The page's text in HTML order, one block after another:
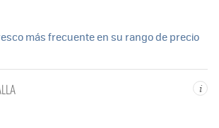
más frecuente en su rango de precio
i